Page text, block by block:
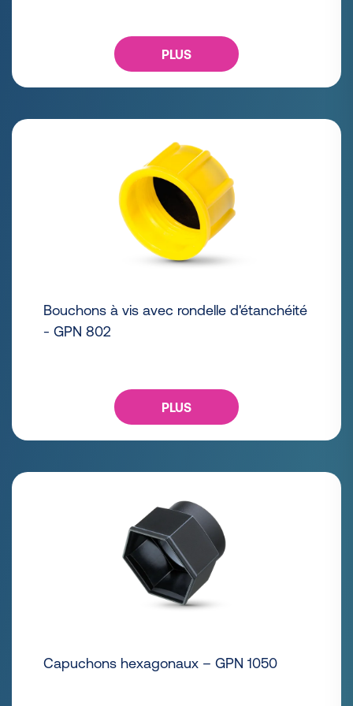
PLUS
Bouchons à vis avec rondelle d'étanchéité
- GPN 802
PLUS
Capuchons hexagonaux – GPN 1050